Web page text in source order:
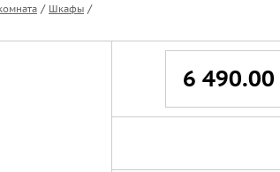
/ Шкафы /
6 490.00